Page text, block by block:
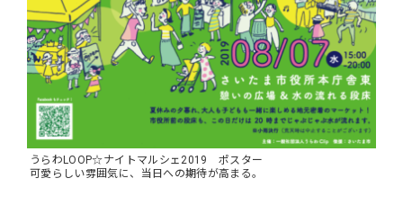
うらわLOOP☆ナイトマルシェ2019 ポスター
可愛らしい雰囲気に、当日への期待が高まる。